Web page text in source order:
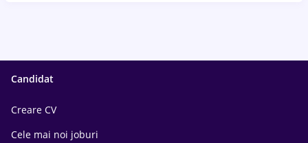
Candidat
Creare CV
Cele mai noi joburi